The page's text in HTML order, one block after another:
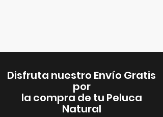
Disfruta nuestro Envío Gratis
por
la compra de tu Peluca
Natural